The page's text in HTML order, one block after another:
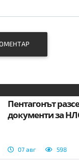
Пентагонът
документи за
07 авг 598